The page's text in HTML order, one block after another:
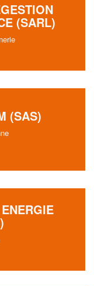
(SARL)
(SAS)